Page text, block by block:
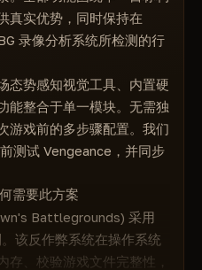
存到文件。
前保存的配置。
真实优势，同时保持在
录像分析系统所检测的行
态势感知视觉工具、内置硬
能整合于单一模块。无需独
游戏前的多步骤配置。我们
测试 Vengeance，并同步
要此方案
Battlegrounds) 采用
该反作弊系统在操作系统
存、校验游戏文件完整性，